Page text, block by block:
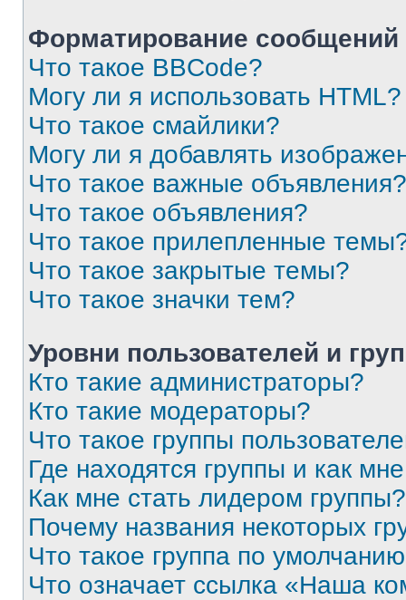
Форматирование
Что такое BBCode?
Могу ли я использовать HTML?
Что такое смайлики?
Могу ли я добавлять
Что такое важные объявления?
Что такое объявления?
Что такое прилепленные
Что такое закрытые темы?
Что такое значки тем?
Уровни пользователей и
Кто такие администраторы?
Кто такие модераторы?
Что такое группы
Где находятся группы и как
Как мне стать лидером группы?
Почему названия некоторых
Что такое группа по
Что означает ссылка «Наша